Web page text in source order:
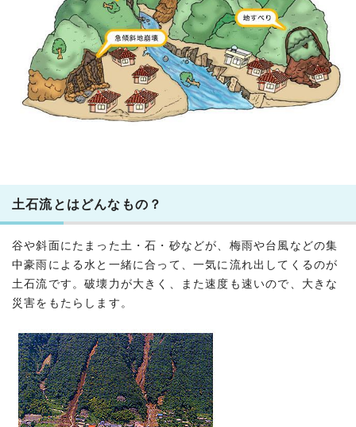
土石流とはどんなもの？
谷や斜面にたまった土・石・砂などが、梅雨や台風などの集
中豪雨による水と一緒に合って、一気に流れ出してくるのが
土石流です。破壊力が大きく、また速度も速いので、大きな
災害をもたらします。